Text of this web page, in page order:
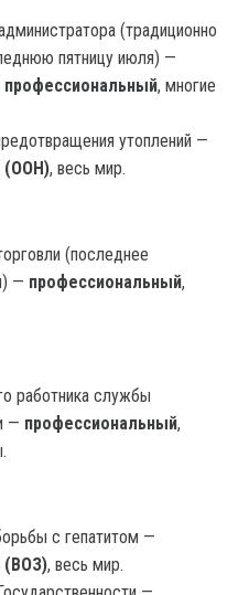
(традиционно
пятницу июля) —
, многие
утоплений —
(ООН), весь мир.
(последнее
— профессиональный,
работника службы
— профессиональный,
с гепатитом —
(ВОЗ), весь мир.